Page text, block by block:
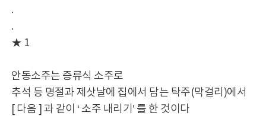
.
.
★ 1
안동소주는 증류식 소주로
추석 등 명절과 제삿날에 집에서 담는 탁주(막걸리)에서
[ 다음 ] 과 같이 ‘ 소주 내리기’ 를 한 것이다